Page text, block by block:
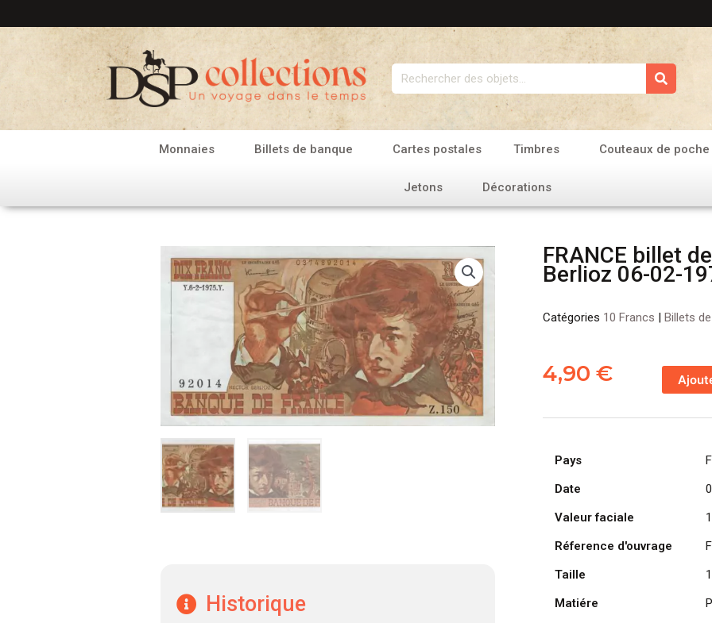
au
contenu
Rechercher
Monnaies Billets de banque Cartes postales Timbres Couteaux de poche
Jetons Décorations
Historique
FRANCE billet
Berlioz 06-02-
Catégories 10 Francs | Billets
4,90 €
de
FRANCE
de
1975
Pays
Date
Valeur faciale
Réference d'ouvrage
Taille
Matiére